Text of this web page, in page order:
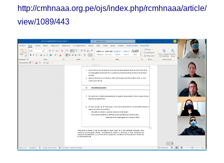
http://cmhnaaa.org.pe/ojs/index.php/rcmhnaaa/article/
view/1089/443